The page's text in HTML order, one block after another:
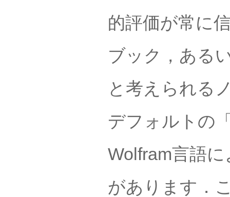
的評価が常に
ブック，ある
と考えられる
デフォルトの
Wolfram言語
があります．